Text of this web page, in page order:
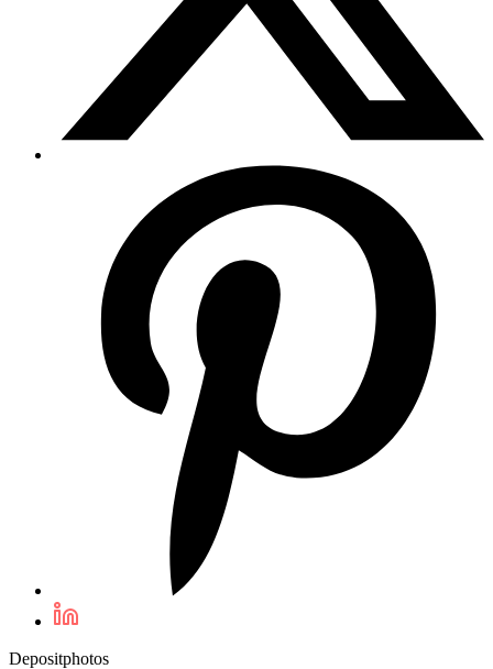
Depositphotos